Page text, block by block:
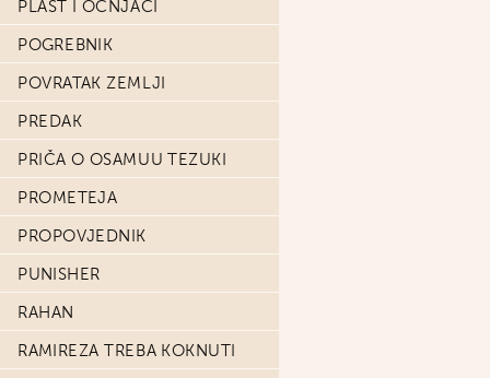
PLAŠT I OČNJACI
POGREBNIK
POVRATAK ZEMLJI
PREDAK
PRIČA O OSAMUU TEZUKI
PROMETEJA
PROPOVJEDNIK
PUNISHER
RAHAN
RAMIREZA TREBA KOKNUTI